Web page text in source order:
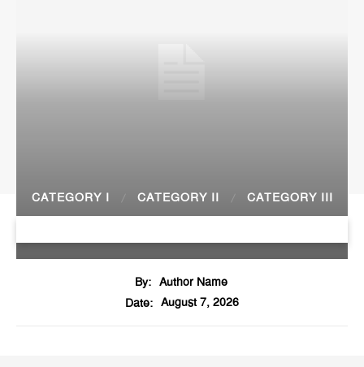
CATEGORY I CATEGORY II CATEGORY III
By:
Author Name
Date: August 7, 2026